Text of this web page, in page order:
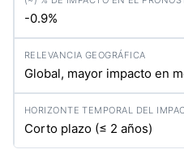
-0.9%
Global, mayor impacto en
Corto plazo (≤ 2 años)